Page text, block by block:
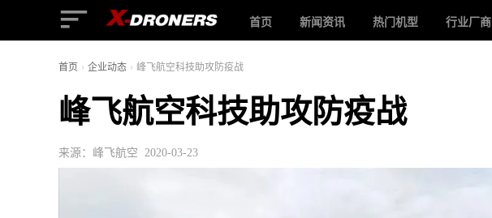
首页 新闻资讯 热门机型 行业厂商
首页 › 企业动态 › 峰飞航空科技助攻防疫战
峰飞航空科技助攻防疫战
来源：峰飞航空 2020-03-23